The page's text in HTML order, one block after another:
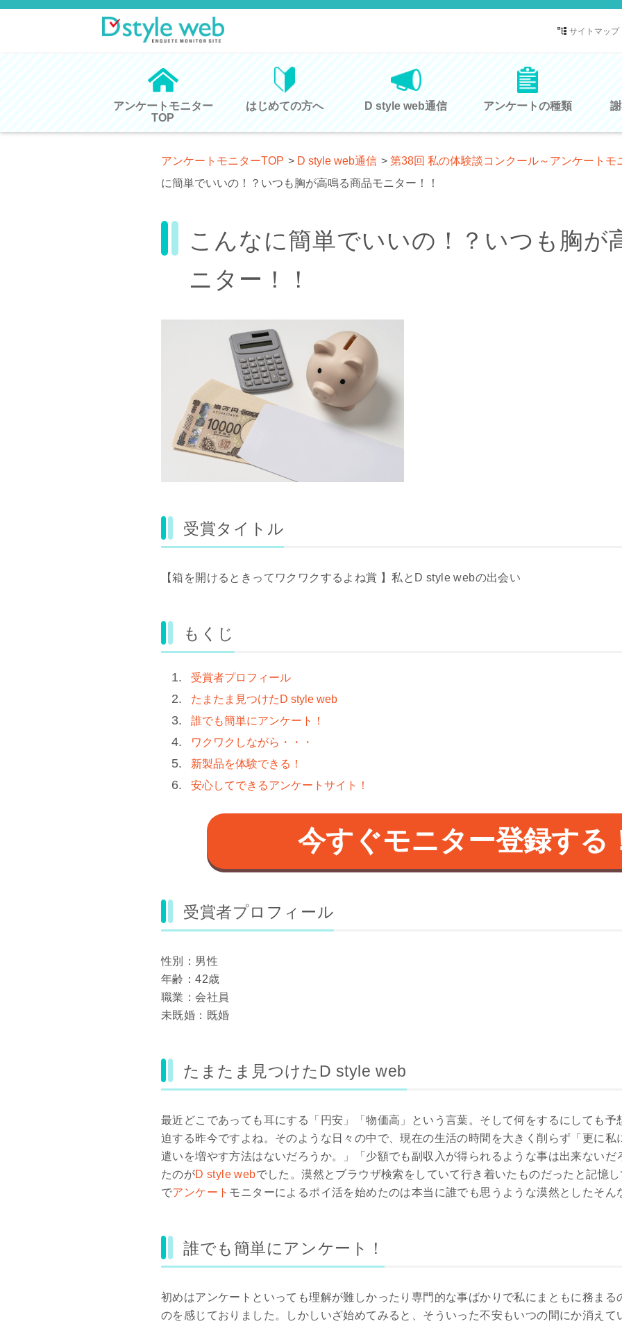
サイトマップ
アンケートモニター
TOP
はじめての方へ D style web通信 アンケートの種類
アンケートモニターTOP > D style web通信 > 第38回 私の体験談コンクール～アンケートモ
に簡単でいいの！？いつも胸が高鳴る商品モニター！！
こんなに簡単でいいの！？いつも胸が
ニター！！
受賞タイトル
【箱を開けるときってワクワクするよね賞 】私とD style webの出会い
もくじ
受賞者プロフィール
たまたま見つけたD style web
誰でも簡単にアンケート！
ワクワクしながら・・・
新製品を体験できる！
安心してできるアンケートサイト！
今すぐモニター登録する
受賞者プロフィール
性別：男性
年齢：42歳
職業：会社員
未既婚：既婚
たまたま見つけたD style web
最近どこであっても耳にする「円安」「物価高」という言葉。そして何をするにしても予
迫する昨今ですよね。そのような日々の中で、現在の生活の時間を大きく削らず「更に私
遣いを増やす方法はないだろうか。」「少額でも副収入が得られるような事は出来ないだ
たのがD style webでした。漠然とブラウザ検索をしていて行き着いたものだったと記憶
でアンケート モニターによるポイ活を始めたのは本当に誰でも思うような漠然としたそん
誰でも簡単にアンケート！
初めはアンケートといっても理解が難しかったり専門的な事ばかりで私にまともに務まる
のを感じておりました。しかしいざ始めてみると、そういった不安もいつの間にか消えて